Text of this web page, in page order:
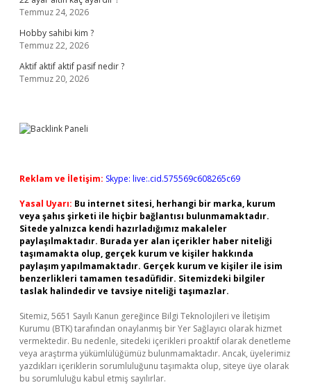
Temmuz 24, 2026
Hobby sahibi kim ?
Temmuz 22, 2026
Aktif aktif aktif pasif nedir ?
Temmuz 20, 2026
Reklam ve İletişim: Skype: live:.cid.575569c608265c69
Yasal Uyarı: Bu internet sitesi, herhangi bir marka, kurum
veya şahıs şirketi ile hiçbir bağlantısı bulunmamaktadır.
Sitede yalnızca kendi hazırladığımız makaleler
paylaşılmaktadır. Burada yer alan içerikler haber niteliği
taşımamakta olup, gerçek kurum ve kişiler hakkında
paylaşım yapılmamaktadır. Gerçek kurum ve kişiler ile isim
benzerlikleri tamamen tesadüfidir. Sitemizdeki bilgiler
taslak halindedir ve tavsiye niteliği taşımazlar.
Sitemiz, 5651 Sayılı Kanun gereğince Bilgi Teknolojileri ve İletişim
Kurumu (BTK) tarafından onaylanmış bir Yer Sağlayıcı olarak hizmet
vermektedir. Bu nedenle, sitedeki içerikleri proaktif olarak denetleme
veya araştırma yükümlülüğümüz bulunmamaktadır. Ancak, üyelerimiz
yazdıkları içeriklerin sorumluluğunu taşımakta olup, siteye üye olarak
bu sorumluluğu kabul etmiş sayılırlar.